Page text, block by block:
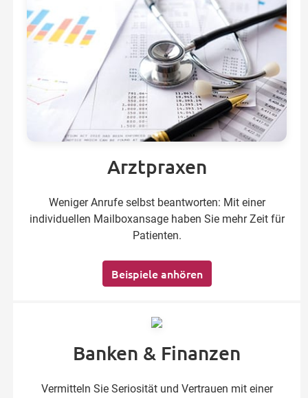
Arztpraxen
Weniger Anrufe selbst beantworten: Mit einer
individuellen Mailboxansage haben Sie mehr Zeit für
Patienten.
Beispiele anhören
Banken & Finanzen
Vermitteln Sie Seriosität und Vertrauen mit einer